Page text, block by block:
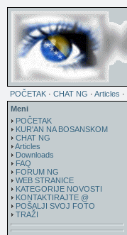
POČETAK · CHAT NG · Articles ·
Meni
POČETAK
KUR'AN NA BOSANSKOM
CHAT NG
Articles
Downloads
FAQ
FORUM NG
WEB STRANICE
KATEGORIJE NOVOSTI
KONTAKTIRAJTE @
POŠALJI SVOJ FOTO
TRAŽI